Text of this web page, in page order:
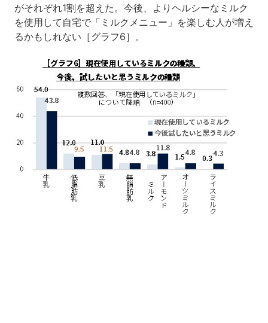
がそれぞれ1割を超えた。今後、よりヘルシーなミルク
を使用して自宅で「ミルクメニュー」を楽しむ人が増え
るかもしれない［グラフ6］。